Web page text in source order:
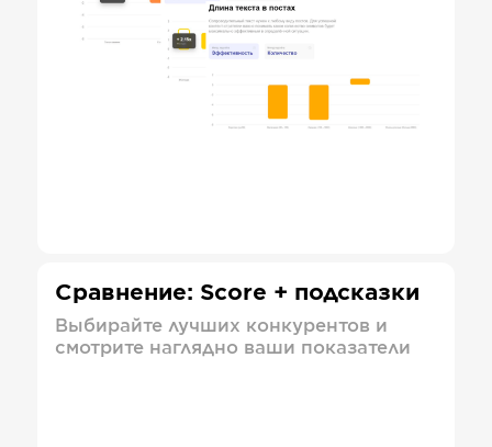
Сравнение: Score + подсказки
Выбирайте лучших конкурентов и
смотрите наглядно ваши показатели